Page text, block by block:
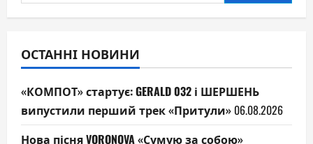
ОСТАННІ НОВИНИ
«КОМПОТ» стартує: GERALD 032 і ШЕРШЕНЬ
випустили перший трек «Притули» 06.08.2026
Нова пісня VORONOVA «Сумую за собою»